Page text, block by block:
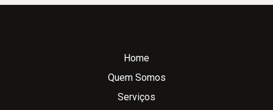
Home
Quem Somos
Serviços